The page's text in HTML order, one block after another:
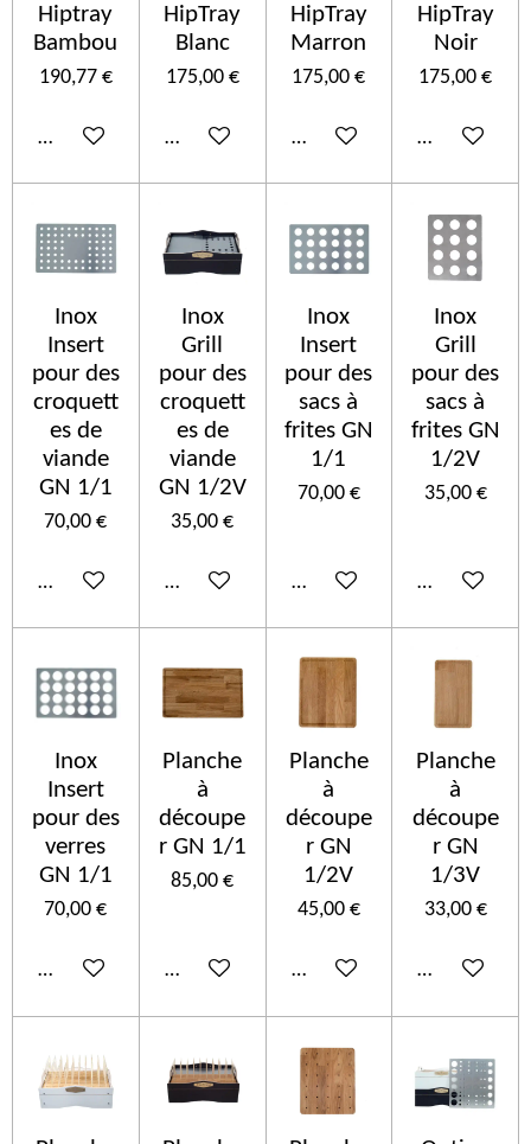
Hiptray
Bambou
190,77 €
Ajouter au panier
HipTray
Blanc
175,00 €
Ajouter au panier
HipTray
Marron
175,00 €
Ajouter au panier
HipTray
Noir
175,00 €
Ajouter au
Inox
Insert
pour des
croquett
es de
viande
GN 1/1
70,00 €
Ajouter au panier
Inox
Grill
pour des
croquett
es de
viande
GN 1/2V
35,00 €
Ajouter au panier
Inox
Insert
pour des
sacs à
frites GN
1/1
70,00 €
Ajouter au panier
Inox
Grill
pour des
sacs à
frites GN
1/2V
35,00 €
Ajouter au
Inox
Insert
pour des
verres
GN 1/1
70,00 €
Ajouter au panier
Planche
à
découpe
r GN 1/1
85,00 €
Ajouter au panier
Planche
à
découpe
r GN
1/2V
45,00 €
Ajouter au panier
Planche
à
découpe
r GN
1/3V
33,00 €
Ajouter au